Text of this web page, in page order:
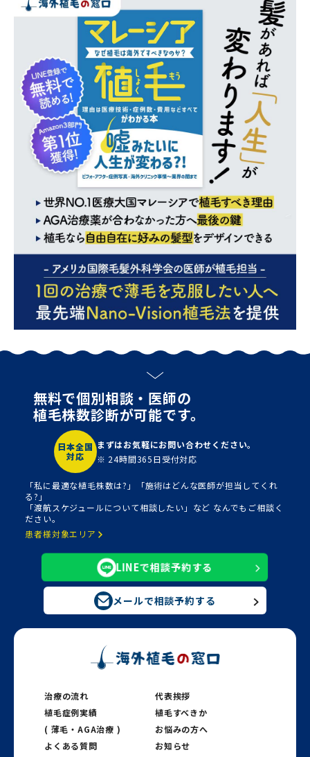
無料で個別相談・医師の
植毛株数診断が可能です。
日本全国
対応
まずはお気軽にお問い合わせください。
※ 24時間365日受付対応
「私に最適な植毛株数は?」「施術はどんな医師が担当してくれ
る?」
「渡航スケジュールについて相談したい」など なんでもご相談く
ださい。
患者様対象エリア
LINEで相談予約する
メールで相談予約する
治療の流れ
代表挨拶
植毛症例実績
( 薄毛・AGA治療 )
植毛すべきか
お悩みの方へ
よくある質問
お知らせ